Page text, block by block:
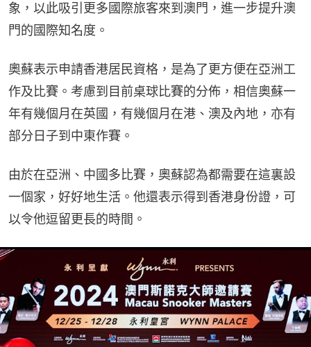
象，以此吸引更多國際旅客來到澳門，進一步提升澳
門的國際知名度。
奧蘇表示申請香港居民資格，是為了更方便在亞洲工
作及比賽。考慮到目前桌球比賽的分佈，相信奧蘇一
年有幾個月在英國，有幾個月在港、澳及內地，亦有
部分日子到中東作賽。
由於在亞洲、中國多比賽，奧蘇認為都需要在這裏設
一個家，好好地生活。他還表示得到香港身份證，可
以令他逗留更長的時間。